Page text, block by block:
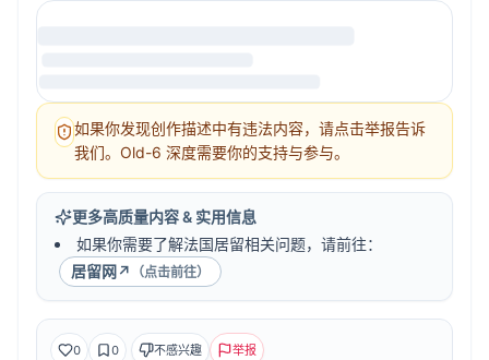
如果你发现创作描述中有违法内容，请点击举报告诉
我们。Old-6 深度需要你的支持与参与。
更多高质量内容 & 实用信息
如果你需要了解法国居留相关问题，请前往：
居留网↗ （点击前往）
0 0 不感兴趣 举报